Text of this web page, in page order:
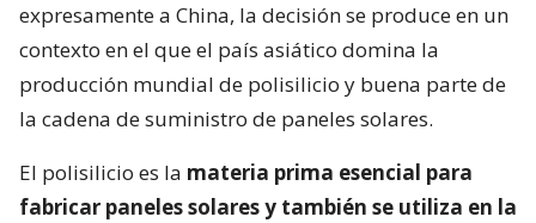
expresamente a China, la decisión se produce en un
contexto en el que el país asiático domina la
producción mundial de polisilicio y buena parte de
la cadena de suministro de paneles solares.
El polisilicio es la materia prima esencial para
fabricar paneles solares y también se utiliza en la